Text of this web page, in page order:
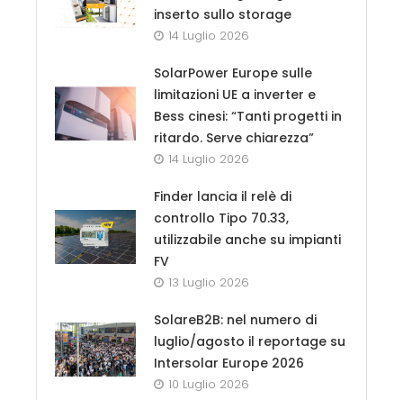
inserto sullo storage
14 Luglio 2026
SolarPower Europe sulle
limitazioni UE a inverter e
Bess cinesi: “Tanti progetti in
ritardo. Serve chiarezza”
14 Luglio 2026
Finder lancia il relè di
controllo Tipo 70.33,
utilizzabile anche su impianti
FV
13 Luglio 2026
SolareB2B: nel numero di
luglio/agosto il reportage su
Intersolar Europe 2026
10 Luglio 2026